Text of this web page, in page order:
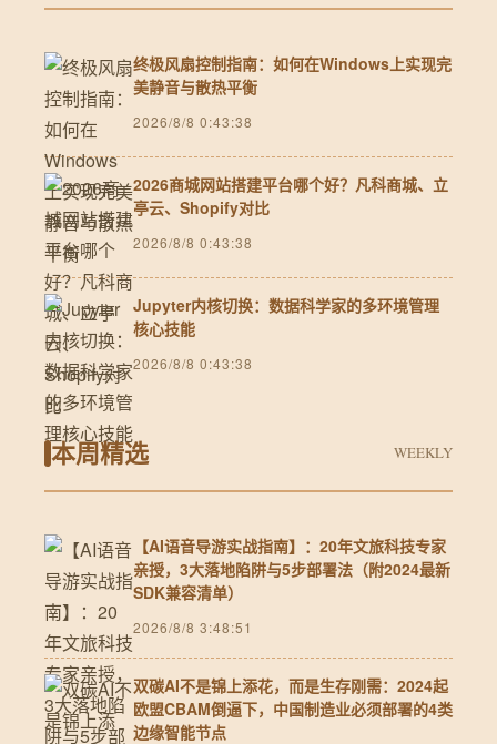
终极风扇控制指南：如何在Windows上实现完
美静音与散热平衡
2026/8/8 0:43:38
2026商城网站搭建平台哪个好？凡科商城、立
亭云、Shopify对比
2026/8/8 0:43:38
Jupyter内核切换：数据科学家的多环境管理
核心技能
2026/8/8 0:43:38
本周精选 WEEKLY
【AI语音导游实战指南】：20年文旅科技专家
亲授，3大落地陷阱与5步部署法（附2024最新
SDK兼容清单）
2026/8/8 3:48:51
双碳AI不是锦上添花，而是生存刚需：2024起
欧盟CBAM倒逼下，中国制造业必须部署的4类
边缘智能节点